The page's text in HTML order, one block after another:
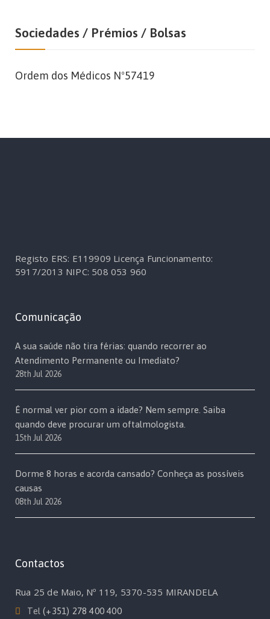
Sociedades / Prémios / Bolsas
Ordem dos Médicos Nº57419
Registo ERS: E119909 Licença Funcionamento:
5917/2013 NIPC: 508 053 960
Comunicação
A sua saúde não tira férias: quando recorrer ao
Atendimento Permanente ou Imediato?
28th Jul 2026
É normal ver pior com a idade? Nem sempre. Saiba
quando deve procurar um oftalmologista.
15th Jul 2026
Dorme 8 horas e acorda cansado? Conheça as possíveis
causas
08th Jul 2026
Contactos
Rua 25 de Maio, Nº 119, 5370-535 MIRANDELA
Tel(+351) 278 400 400